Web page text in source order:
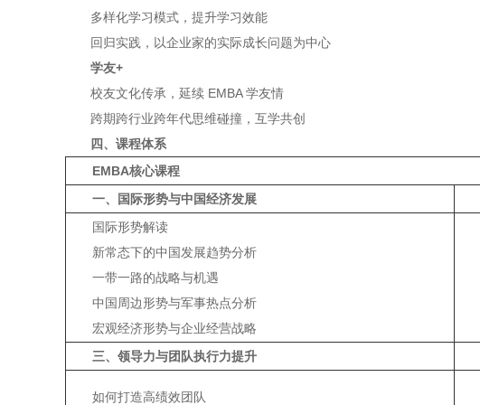
多样化学习模式，提升学习效能
回归实践，以企业家的实际成长问题为中心
学友+
校友文化传承，延续 EMBA 学友情
跨期跨行业跨年代思维碰撞，互学共创
四、课程体系
EMBA核心课程
一、国际形势与中国经济发展
国际形势解读
新常态下的中国发展趋势分析
一带一路的战略与机遇
中国周边形势与军事热点分析
宏观经济形势与企业经营战略
三、领导力与团队执行力提升
如何打造高绩效团队